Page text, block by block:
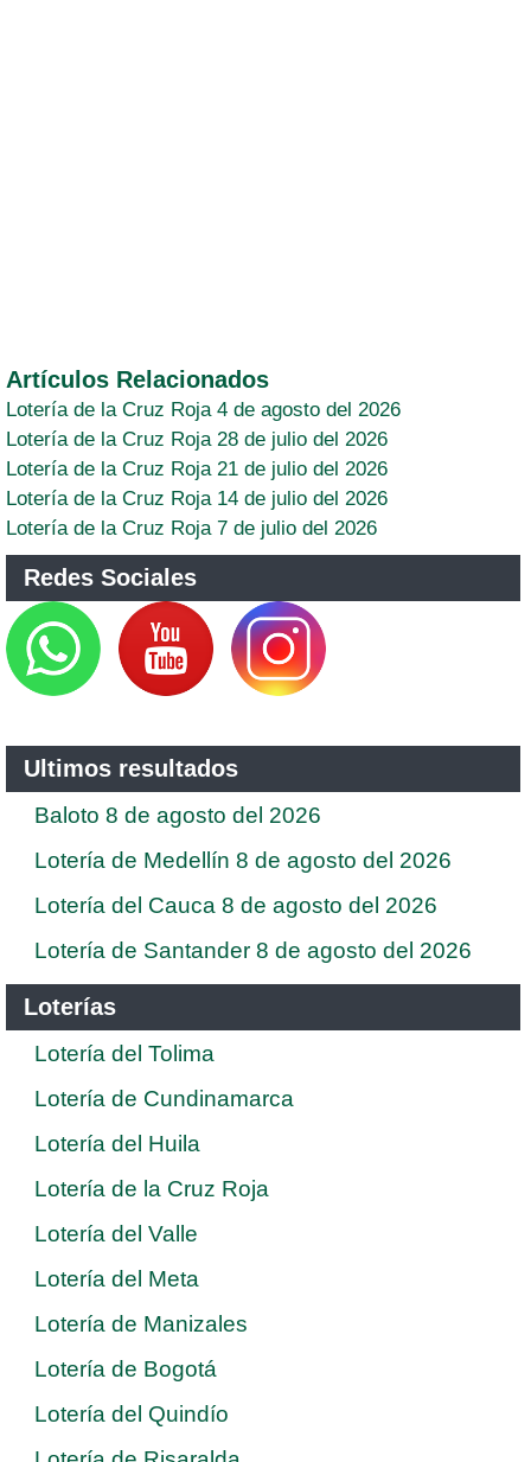
Artículos Relacionados
Lotería de la Cruz Roja 4 de agosto del 2026
Lotería de la Cruz Roja 28 de julio del 2026
Lotería de la Cruz Roja 21 de julio del 2026
Lotería de la Cruz Roja 14 de julio del 2026
Lotería de la Cruz Roja 7 de julio del 2026
Redes Sociales
Ultimos resultados
Baloto 8 de agosto del 2026
Lotería de Medellín 8 de agosto del 2026
Lotería del Cauca 8 de agosto del 2026
Lotería de Santander 8 de agosto del 2026
Loterías
Lotería del Tolima
Lotería de Cundinamarca
Lotería del Huila
Lotería de la Cruz Roja
Lotería del Valle
Lotería del Meta
Lotería de Manizales
Lotería de Bogotá
Lotería del Quindío